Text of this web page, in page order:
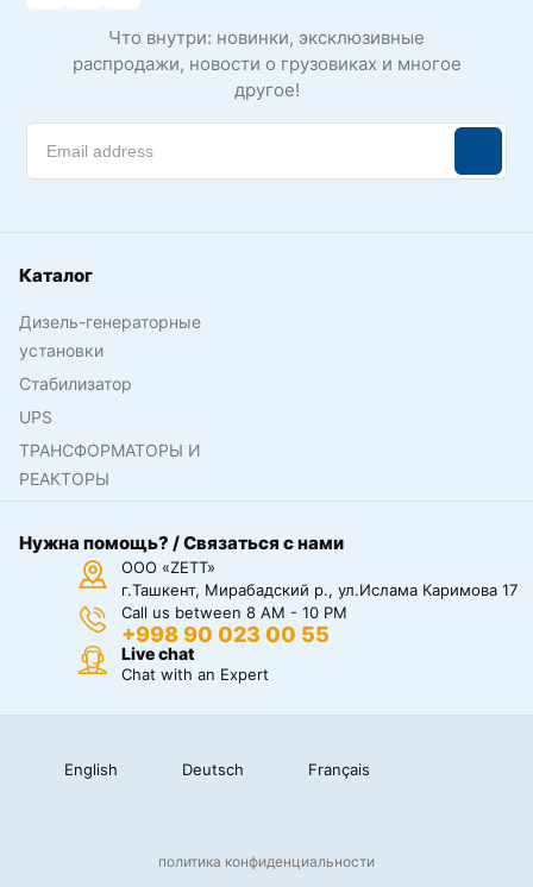
Что внутри: новинки, эксклюзивные
распродажи, новости о грузовиках и многое
другое!
Каталог
Дизель-генераторные
установки
Стабилизатор
UPS
ТРАНСФОРМАТОРЫ И
РЕАКТОРЫ
Нужна помощь? / Связаться с нами
ООО «ZETT»
г.Ташкент, Мирабадский р., ул.Ислама Каримова 17
Call us between 8 AM - 10 PM
+998 90 023 00 55
Live chat
Chat with an Expert
English Deutsch Français
политика конфиденциальности